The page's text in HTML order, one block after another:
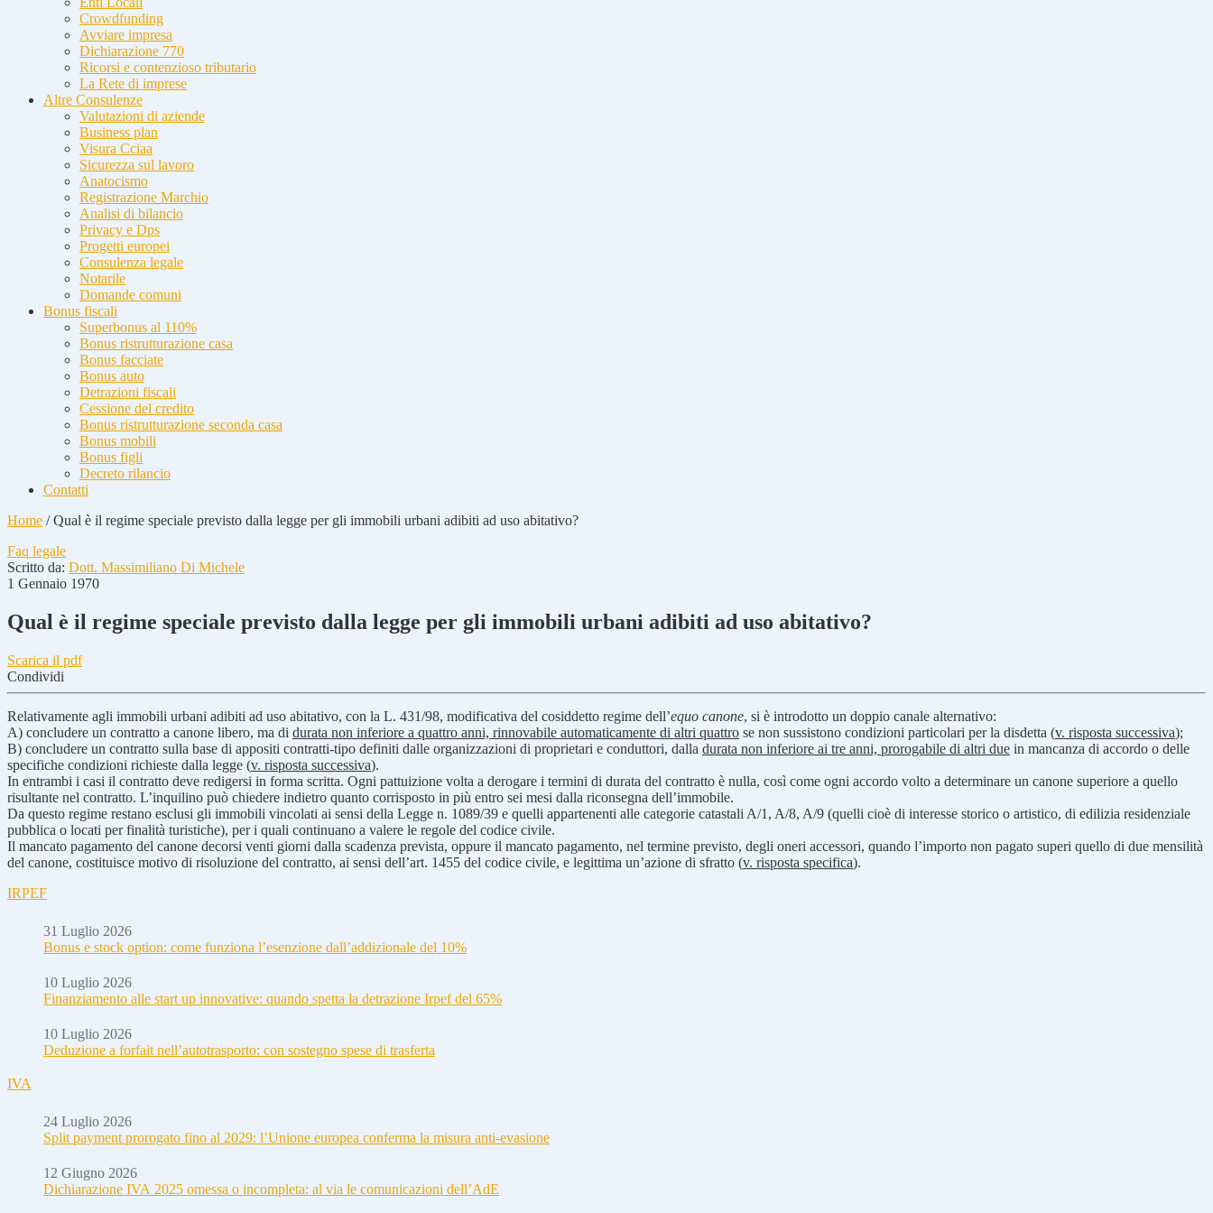
Crowdfunding
Avviare impresa
Dichiarazione 770
Ricorsi e contenzioso tributario
La Rete di imprese
Altre Consulenze
Valutazioni di aziende
Business plan
Visura Cciaa
Sicurezza sul lavoro
Anatocismo
Registrazione Marchio
Analisi di bilancio
Privacy e Dps
Progetti europei
Consulenza legale
Notarile
Domande comuni
Bonus fiscali
Superbonus al 110%
Bonus ristrutturazione casa
Bonus facciate
Bonus auto
Detrazioni fiscali
Cessione del credito
Bonus ristrutturazione seconda casa
Bonus mobili
Bonus figli
Decreto rilancio
Contatti
Home /Qual è il regime speciale previsto dalla legge per gli immobili urbani adibiti ad uso abitativo?
Faq legale
Scritto da: Dott. Massimiliano Di Michele
1 Gennaio 1970
Qual è il regime speciale previsto dalla legge per gli immobili urbani adibiti ad uso abitativo?
Scarica il pdf
Condividi
Relativamente agli immobili urbani adibiti ad uso abitativo, con la L. 431/98, modificativa del cosiddetto regime dell’equo canone, si è introdotto un doppio canale alternativo:
A) concludere un contratto a canone libero, ma di durata non inferiore a quattro anni, rinnovabile automaticamente di altri quattro se non sussistono condizioni particolari per la disdetta (v. risposta successiva);
B) concludere un contratto sulla base di appositi contratti-tipo definiti dalle organizzazioni di proprietari e conduttori, dalla durata non inferiore ai tre anni, prorogabile di altri due in mancanza di accordo o delle
specifiche condizioni richieste dalla legge (v. risposta successiva).
In entrambi i casi il contratto deve redigersi in forma scritta. Ogni pattuizione volta a derogare i termini di durata del contratto è nulla, così come ogni accordo volto a determinare un canone superiore a quello
risultante nel contratto. L’inquilino può chiedere indietro quanto corrisposto in più entro sei mesi dalla riconsegna dell’immobile.
Da questo regime restano esclusi gli immobili vincolati ai sensi della Legge n. 1089/39 e quelli appartenenti alle categorie catastali A/1, A/8, A/9 (quelli cioè di interesse storico o artistico, di edilizia residenziale
pubblica o locati per finalità turistiche), per i quali continuano a valere le regole del codice civile.
Il mancato pagamento del canone decorsi venti giorni dalla scadenza prevista, oppure il mancato pagamento, nel termine previsto, degli oneri accessori, quando l’importo non pagato superi quello di due mensilità
del canone, costituisce motivo di risoluzione del contratto, ai sensi dell’art. 1455 del codice civile, e legittima un’azione di sfratto (v. risposta specifica).
IRPEF
31 Luglio 2026
Bonus e stock option: come funziona l’esenzione dall’addizionale del 10%
10 Luglio 2026
Finanziamento alle start up innovative: quando spetta la detrazione Irpef del 65%
10 Luglio 2026
Deduzione a forfait nell’autotrasporto: con sostegno spese di trasferta
IVA
24 Luglio 2026
Split payment prorogato fino al 2029: l’Unione europea conferma la misura anti-evasione
12 Giugno 2026
Dichiarazione IVA 2025 omessa o incompleta: al via le comunicazioni dell’AdE